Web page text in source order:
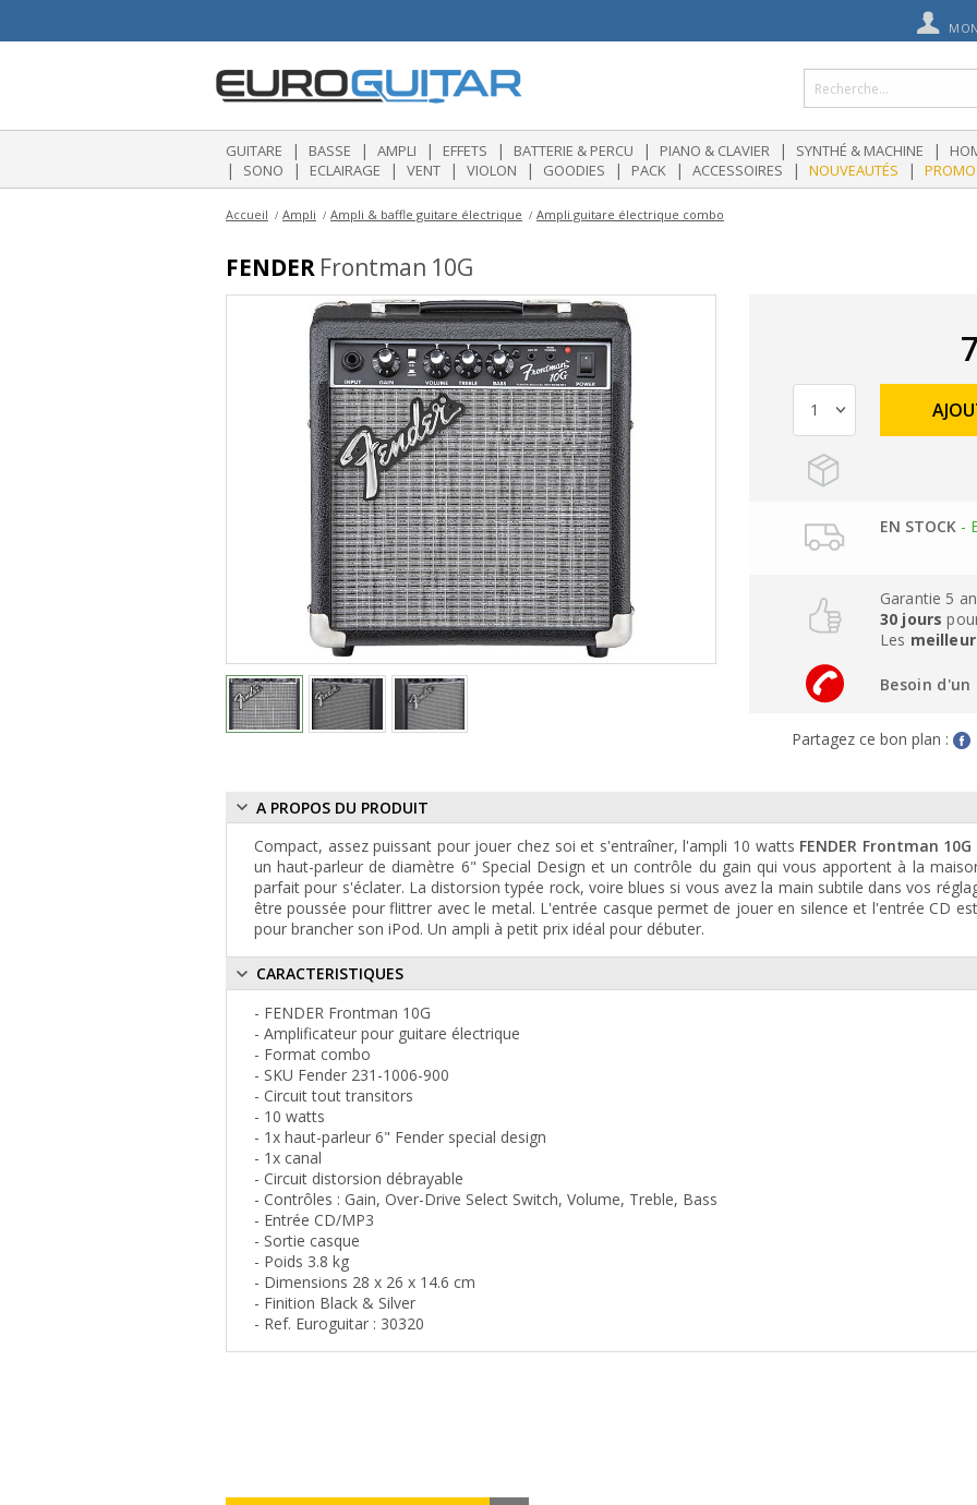
GUITARE | BASSE | AMPLI | EFFETS | BATTERIE & PERCU | PIANO & CLAVIER | SYNTHÉ & MACHINE |
| SONO | ECLAIRAGE | VENT | VIOLON | GOODIES | PACK | ACCESSOIRES | NOUVEAUTÉS | PROMO
Accueil Ampli Ampli & baffle guitare électrique Ampli guitare électrique combo
FENDERFrontman 10G
EN STOCK-
Garantie 5
30 jours
Les
Besoin d'un
Partagez ce bon plan :
A PROPOS DU PRODUIT
Compact, assez puissant pour jouer chez soi et s'entraîner, l'ampli 10 watts FENDER Frontman 10G
un haut-parleur de diamètre 6" Special Design et un contrôle du gain qui vous apportent à la
parfait pour s'éclater. La distorsion typée rock, voire blues si vous avez la main subtile dans vos
être poussée pour flittrer avec le metal. L'entrée casque permet de jouer en silence et l'entrée CD
pour brancher son iPod. Un ampli à petit prix idéal pour débuter.
CARACTERISTIQUES
- FENDER Frontman 10G
- Amplificateur pour guitare électrique
- Format combo
- SKU Fender 231-1006-900
- Circuit tout transitors
- 10 watts
- 1x haut-parleur 6" Fender special design
- 1x canal
- Circuit distorsion débrayable
- Contrôles : Gain, Over-Drive Select Switch, Volume, Treble, Bass
- Entrée CD/MP3
- Sortie casque
- Poids 3.8 kg
- Dimensions 28 x 26 x 14.6 cm
- Finition Black & Silver
- Ref. Euroguitar : 30320